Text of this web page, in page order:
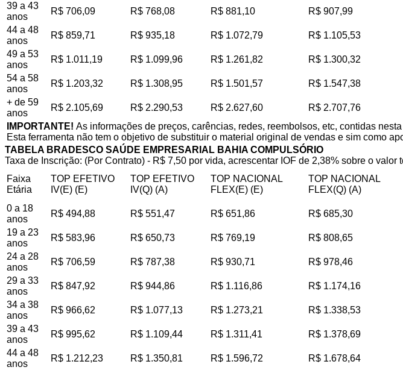
39 a 43
anos
R$ 706,09 R$ 768,08 R$ 881,10 R$ 907,99
44 a 48
anos
R$ 859,71 R$ 935,18 R$ 1.072,79 R$ 1.105,53
49 a 53
anos
R$ 1.011,19 R$ 1.099,96 R$ 1.261,82 R$ 1.300,32
54 a 58
anos
R$ 1.203,32 R$ 1.308,95 R$ 1.501,57 R$ 1.547,38
+ de 59
anos
R$ 2.105,69 R$ 2.290,53 R$ 2.627,60 R$ 2.707,76
IMPORTANTE! As informações de preços, carências, redes, reembolsos, etc, contidas
Esta ferramenta não tem o objetivo de substituir o material original de vendas e sim como
TABELA BRADESCO SAÚDE EMPRESARIAL BAHIA COMPULSÓRIO
Taxa de Inscrição: (Por Contrato) - R$ 7,50 por vida, acrescentar IOF de 2,38% sobre o valor
Faixa
Etária
TOP EFETIVO
IV(E) (E)
TOP EFETIVO
IV(Q) (A)
TOP NACIONAL
FLEX(E) (E)
TOP NACIONAL
FLEX(Q) (A)
0 a 18
anos
R$ 494,88 R$ 551,47 R$ 651,86 R$ 685,30
19 a 23
anos
R$ 583,96 R$ 650,73 R$ 769,19 R$ 808,65
24 a 28
anos
R$ 706,59 R$ 787,38 R$ 930,71 R$ 978,46
29 a 33
anos
R$ 847,92 R$ 944,86 R$ 1.116,86 R$ 1.174,16
34 a 38
anos
R$ 966,62 R$ 1.077,13 R$ 1.273,21 R$ 1.338,53
39 a 43
anos
R$ 995,62 R$ 1.109,44 R$ 1.311,41 R$ 1.378,69
44 a 48
anos
R$ 1.212,23 R$ 1.350,81 R$ 1.596,72 R$ 1.678,64